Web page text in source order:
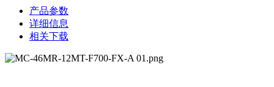
产品参数
详细信息
相关下载